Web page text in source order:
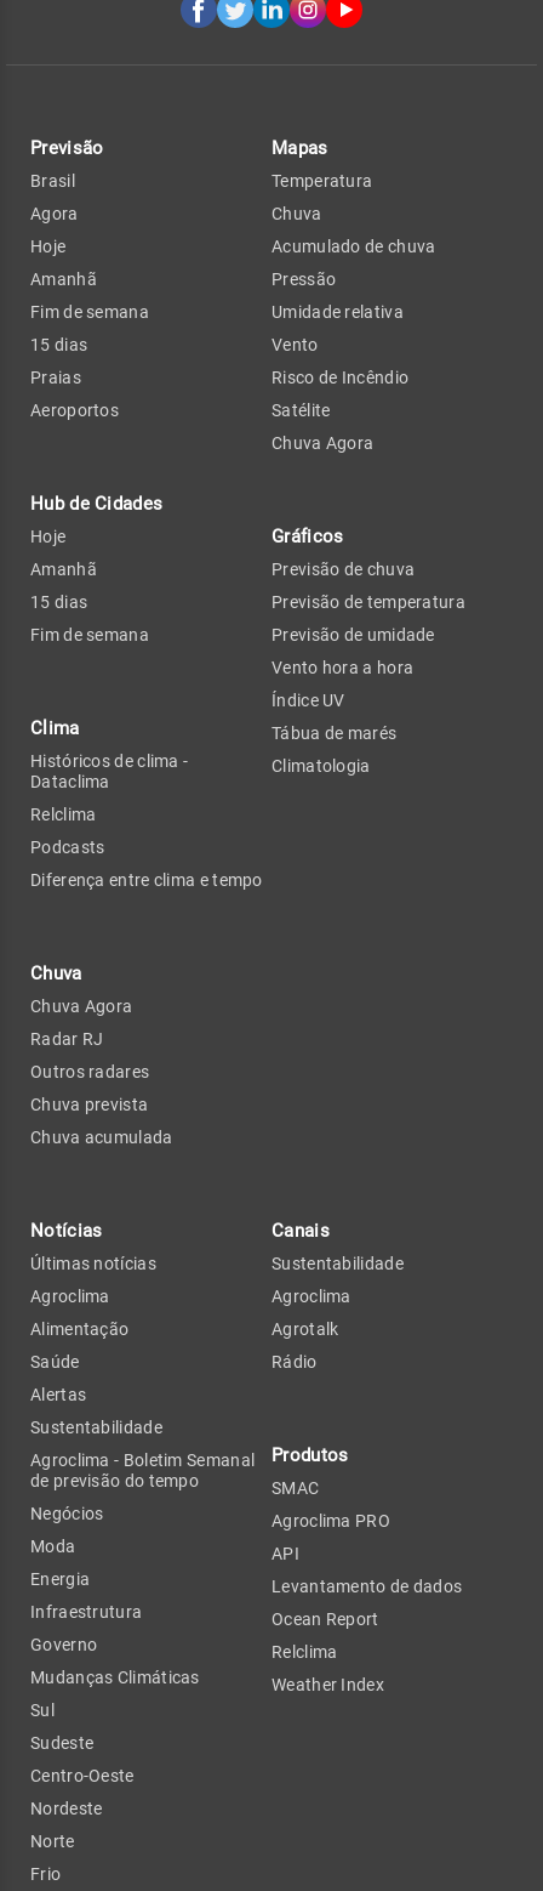
Previsão
Brasil
Agora
Hoje
Amanhã
Fim de semana
15 dias
Praias
Aeroportos
Hub de Cidades
Hoje
Amanhã
15 dias
Fim de semana
Clima
Históricos de clima -
Dataclima
Relclima
Podcasts
Diferença entre clima e tempo
Chuva
Chuva Agora
Radar RJ
Outros radares
Chuva prevista
Chuva acumulada
Mapas
Temperatura
Chuva
Acumulado de chuva
Pressão
Umidade relativa
Vento
Risco de Incêndio
Satélite
Chuva Agora
Gráficos
Previsão de chuva
Previsão de temperatura
Previsão de umidade
Vento hora a hora
Índice UV
Tábua de marés
Climatologia
Notícias
Últimas notícias
Agroclima
Alimentação
Saúde
Alertas
Sustentabilidade
Agroclima - Boletim Semanal
de previsão do tempo
Negócios
Moda
Energia
Infraestrutura
Governo
Mudanças Climáticas
Sul
Sudeste
Centro-Oeste
Nordeste
Norte
Frio
Canais
Sustentabilidade
Agroclima
Agrotalk
Rádio
Produtos
SMAC
Agroclima PRO
API
Levantamento de dados
Ocean Report
Relclima
Weather Index